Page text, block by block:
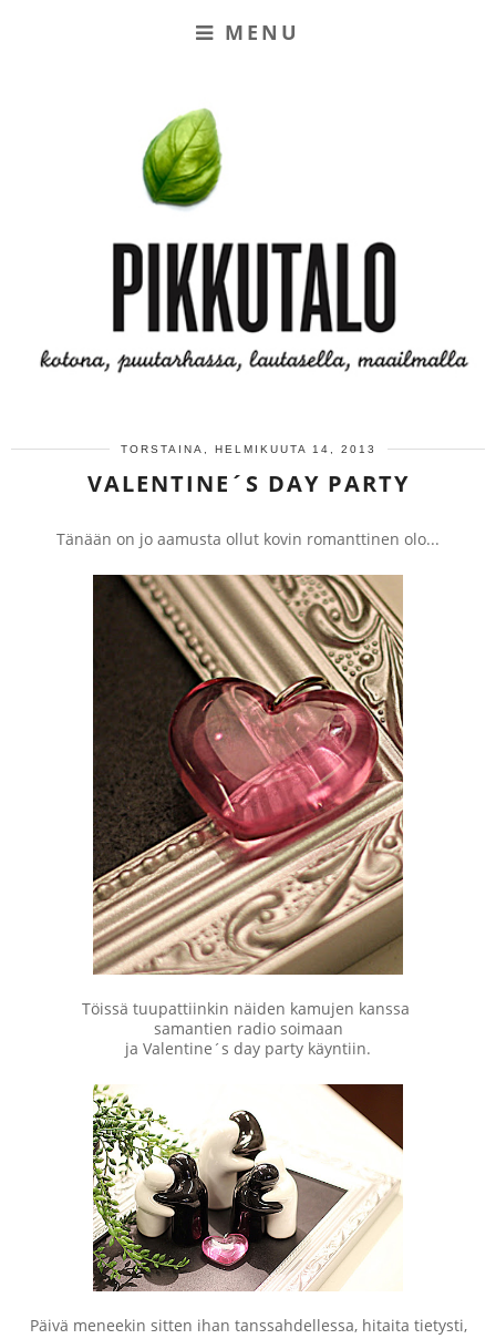
MENU
TORSTAINA, HELMIKUUTA 14, 2013
VALENTINE´S DAY PARTY
Tänään on jo aamusta ollut kovin romanttinen olo...
Töissä tuupattiinkin näiden kamujen kanssa
samantien radio soimaan
ja Valentine´s day party käyntiin.
Päivä meneekin sitten ihan tanssahdellessa, hitaita tietysti,